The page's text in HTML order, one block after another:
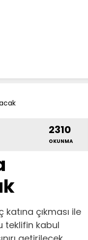
2310
OKUNMA
çıkması ile
teklifin kabul